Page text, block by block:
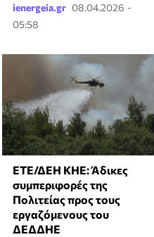
ienergeia.gr 08.04.2026 -
05:58
ΕΤΕ/ΔΕΗ ΚΗΕ: Άδικες
συμπεριφορές της
Πολιτείας προς τους
εργαζόμενους του
ΔΕΔΔΗΕ